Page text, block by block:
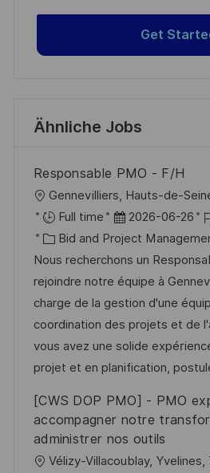
Get
Ähnliche Jobs
Responsable PMO - F/H
O
r
t
Gennevilliers, Hauts-de-
Full time
D
a
t
u
m
d
e
r
e
2026-06-26
J
o
b
-
I
K
a
t
e
g
o
r
e
Bid and Project
Nous recherchons un
rejoindre notre équipe à
charge de la gestion d'une
coordination des projets et de
vous avez une solide
projet et en planification,
[CWS DOP PMO] - PMO
accompagner notre
administrer nos outils
O Vélizy-Villacoublay, Yvelines,